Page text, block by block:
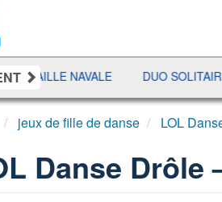
NAVALE DUO SOLITAIRE
jeux de fille de danse LOL
Danse Drôle